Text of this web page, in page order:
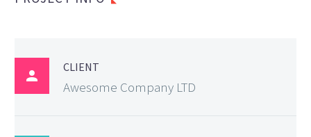

CLIENT
Awesome Company LTD